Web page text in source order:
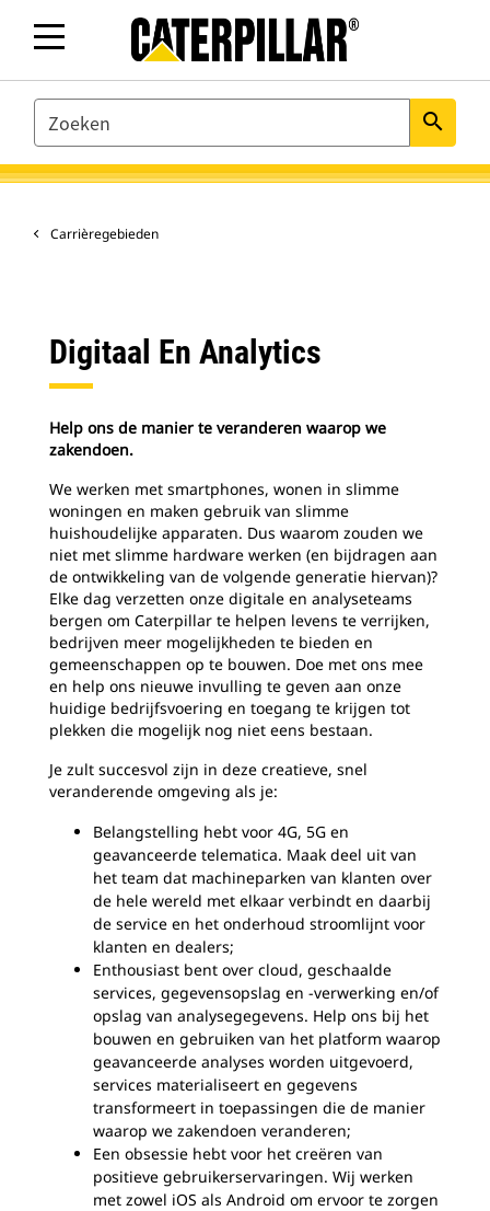
SEARCH search
Carrièregebieden
Digitaal En Analytics
Help ons de manier te veranderen waarop we
zakendoen.
We werken met smartphones, wonen in slimme
woningen en maken gebruik van slimme
huishoudelijke apparaten. Dus waarom zouden we
niet met slimme hardware werken (en bijdragen aan
de ontwikkeling van de volgende generatie hiervan)?
Elke dag verzetten onze digitale en analyseteams
bergen om Caterpillar te helpen levens te verrijken,
bedrijven meer mogelijkheden te bieden en
gemeenschappen op te bouwen. Doe met ons mee
en help ons nieuwe invulling te geven aan onze
huidige bedrijfsvoering en toegang te krijgen tot
plekken die mogelijk nog niet eens bestaan.
Je zult succesvol zijn in deze creatieve, snel
veranderende omgeving als je:
Belangstelling hebt voor 4G, 5G en
geavanceerde telematica. Maak deel uit van
het team dat machineparken van klanten over
de hele wereld met elkaar verbindt en daarbij
de service en het onderhoud stroomlijnt voor
klanten en dealers;
Enthousiast bent over cloud, geschaalde
services, gegevensopslag en -verwerking en/of
opslag van analysegegevens. Help ons bij het
bouwen en gebruiken van het platform waarop
geavanceerde analyses worden uitgevoerd,
services materialiseert en gegevens
transformeert in toepassingen die de manier
waarop we zakendoen veranderen;
Een obsessie hebt voor het creëren van
positieve gebruikerservaringen. Wij werken
met zowel iOS als Android om ervoor te zorgen